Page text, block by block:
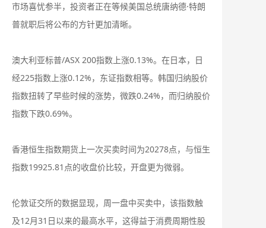
市场喜忧参半，投资者正在等候美国总统唐纳德·特朗
普就职后将公布的方针更加清晰。
澳大利亚标普/ASX 200指数上涨0.13%。在日本，日
经225指数上涨0.12%，东证指数相等。韩国归纳股价
指数扭转了早些时候的涨势，微跌0.24%，而归纳股价
指数下跌0.69%。
香港恒生指数期货上一次买卖时间为20278点，与恒生
指数19925.81点的收盘价比较，开盘更为微弱。
伦敦证交所的数据显现，周一盘中买卖中，该指数触
及12月31日以来的最高水平，这得益于消费周期性股